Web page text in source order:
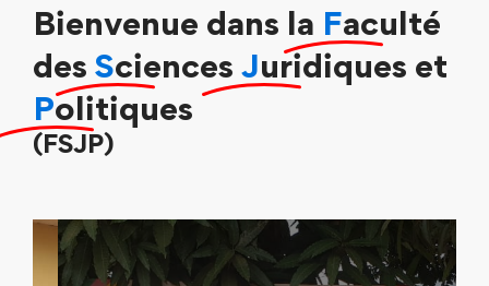
Bienvenue dans la Faculté
des Sciences Juridiques et
Politiques
(FSJP)